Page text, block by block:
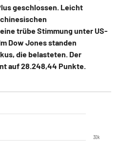
geschlossen. Leicht
trübe Stimmung unter US-
Dow Jones standen
die belasteten. Der
auf 28.248,44 Punkte.
30k